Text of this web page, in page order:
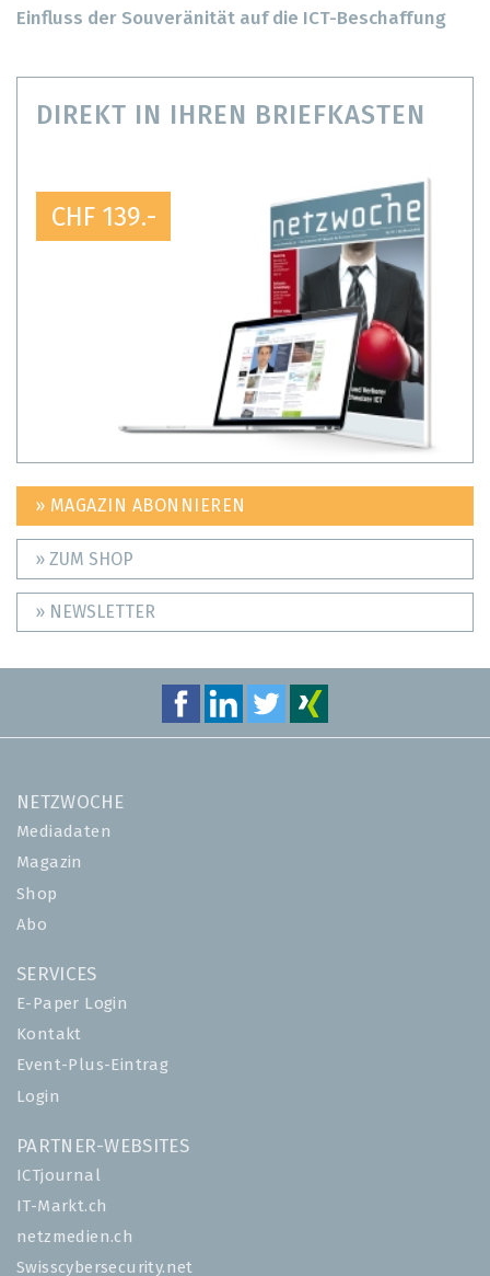
Einfluss der Souveränität auf die ICT-Beschaffung
DIREKT IN IHREN BRIEFKASTEN
CHF 139.-
» MAGAZIN ABONNIEREN
» ZUM SHOP
» NEWSLETTER
NETZWOCHE
Mediadaten
Magazin
Shop
Abo
SERVICES
E-Paper Login
Kontakt
Event-Plus-Eintrag
Login
PARTNER-WEBSITES
ICTjournal
IT-Markt.ch
netzmedien.ch
Swisscybersecurity.net